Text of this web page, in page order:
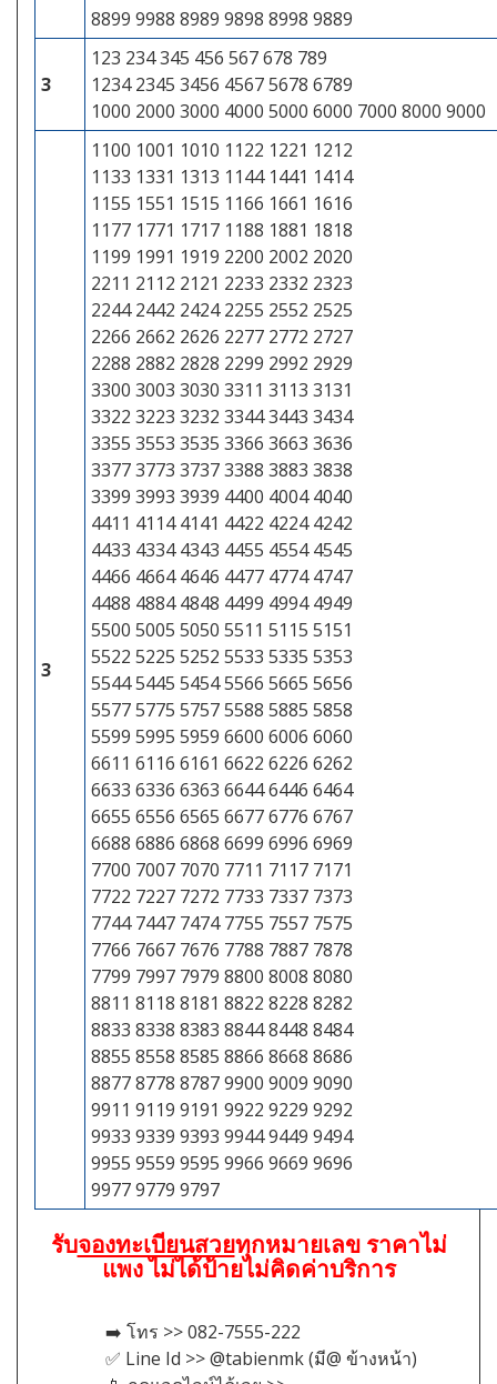
8899 9988 8989 9898 8998 9889
3
123 234 345 456 567 678 789
1234 2345 3456 4567 5678 6789
1000 2000 3000 4000 5000 6000 7000 8000 9000
3
1100 1001 1010 1122 1221 1212
1133 1331 1313 1144 1441 1414
1155 1551 1515 1166 1661 1616
1177 1771 1717 1188 1881 1818
1199 1991 1919 2200 2002 2020
2211 2112 2121 2233 2332 2323
2244 2442 2424 2255 2552 2525
2266 2662 2626 2277 2772 2727
2288 2882 2828 2299 2992 2929
3300 3003 3030 3311 3113 3131
3322 3223 3232 3344 3443 3434
3355 3553 3535 3366 3663 3636
3377 3773 3737 3388 3883 3838
3399 3993 3939 4400 4004 4040
4411 4114 4141 4422 4224 4242
4433 4334 4343 4455 4554 4545
4466 4664 4646 4477 4774 4747
4488 4884 4848 4499 4994 4949
5500 5005 5050 5511 5115 5151
5522 5225 5252 5533 5335 5353
5544 5445 5454 5566 5665 5656
5577 5775 5757 5588 5885 5858
5599 5995 5959 6600 6006 6060
6611 6116 6161 6622 6226 6262
6633 6336 6363 6644 6446 6464
6655 6556 6565 6677 6776 6767
6688 6886 6868 6699 6996 6969
7700 7007 7070 7711 7117 7171
7722 7227 7272 7733 7337 7373
7744 7447 7474 7755 7557 7575
7766 7667 7676 7788 7887 7878
7799 7997 7979 8800 8008 8080
8811 8118 8181 8822 8228 8282
8833 8338 8383 8844 8448 8484
8855 8558 8585 8866 8668 8686
8877 8778 8787 9900 9009 9090
9911 9119 9191 9922 9229 9292
9933 9339 9393 9944 9449 9494
9955 9559 9595 9966 9669 9696
9977 9779 9797
รับจองทะเบียนสวยทุกหมายเลข ราคาไม่
แพง ไม่ได้ป้ายไม่คิดค่าบริการ
➡️ โทร >> 082-7555-222
✅ Line Id >> @tabienmk (มี@ ข้างหน้า)